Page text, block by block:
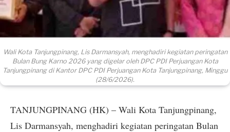
Wali Kota Tanjungpinang, Lis Darmansyah, menghadiri kegiatan peringatan
Bulan Bung Karno 2026 yang digelar oleh DPC PDI Perjuangan Kota
Tanjungpinang di Kantor DPC PDI Perjuangan Kota Tanjungpinang, Minggu
(28/6/2026).
TANJUNGPINANG (HK) – Wali Kota Tanjungpinang,
Lis Darmansyah, menghadiri kegiatan peringatan Bulan